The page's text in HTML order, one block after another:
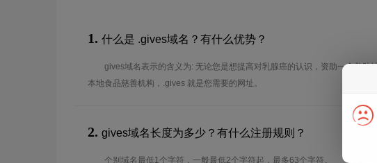
1. 什么是 .gives域名？有什么优势？
gives域名表示的含义为: 无论您是想提高对乳腺癌的认识，资助一个救助
本地食品慈善机构，.gives 就是您需要的网址。
2. gives域名长度为多少？有什么注册规则？
个别域名最低1个字符，一般最低2个字符起，最多63个字符。